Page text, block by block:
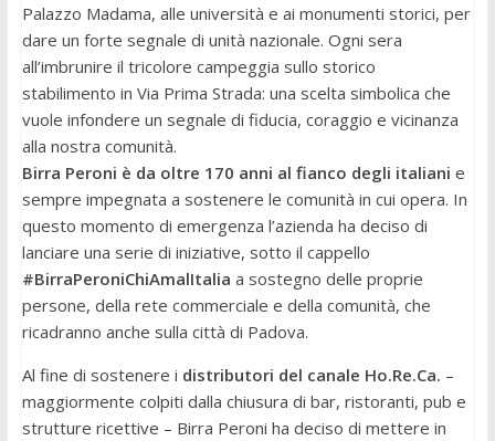
Palazzo Madama, alle università e ai monumenti storici, per
dare un forte segnale di unità nazionale. Ogni sera
all’imbrunire il tricolore campeggia sullo storico
stabilimento in Via Prima Strada: una scelta simbolica che
vuole infondere un segnale di fiducia, coraggio e vicinanza
alla nostra comunità.
Birra Peroni è da oltre 170 anni al fianco degli italiani e
sempre impegnata a sostenere le comunità in cui opera. In
questo momento di emergenza l’azienda ha deciso di
lanciare una serie di iniziative, sotto il cappello
#BirraPeroniChiAmalItalia a sostegno delle proprie
persone, della rete commerciale e della comunità, che
ricadranno anche sulla città di Padova.
Al fine di sostenere i distributori del canale Ho.Re.Ca. –
maggiormente colpiti dalla chiusura di bar, ristoranti, pub e
strutture ricettive – Birra Peroni ha deciso di mettere in